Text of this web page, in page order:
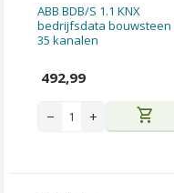
ABB BDB/S 1.1 KNX
bedrijfsdata bouwsteen
35 kanalen
492,99
− + shopping_cart